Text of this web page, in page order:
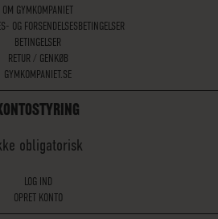
OM GYMKOMPANIET
OG FORSENDELSESBETINGELSER
BETINGELSER
RETUR / GENKØB
GYMKOMPANIET.SE
obligatorisk
LOG IND
OPRET KONTO